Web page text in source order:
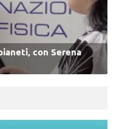
con Serena